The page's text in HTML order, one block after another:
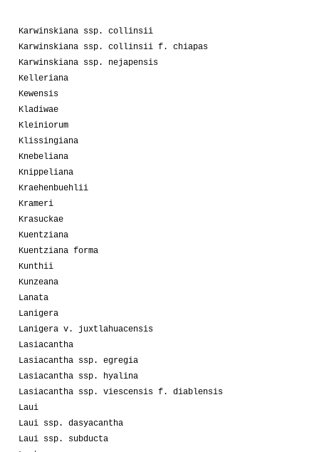
Karwinskiana ssp. collinsii
Karwinskiana ssp. collinsii f. chiapas
Karwinskiana ssp. nejapensis
Kelleriana
Kewensis
Kladiwae
Kleiniorum
Klissingiana
Knebeliana
Knippeliana
Kraehenbuehlii
Krameri
Krasuckae
Kuentziana
Kuentziana forma
Kunthii
Kunzeana
Lanata
Lanigera
Lanigera v. juxtlahuacensis
Lasiacantha
Lasiacantha ssp. egregia
Lasiacantha ssp. hyalina
Lasiacantha ssp. viescensis f. diablensis
Laui
Laui ssp. dasyacantha
Laui ssp. subducta